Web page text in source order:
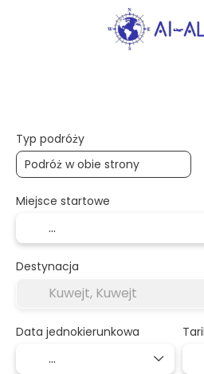
Typ podróży
Miejsce startowe
Destynacja
Data jednokierunkowa